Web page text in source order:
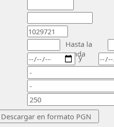
Hasta la
ronda
y